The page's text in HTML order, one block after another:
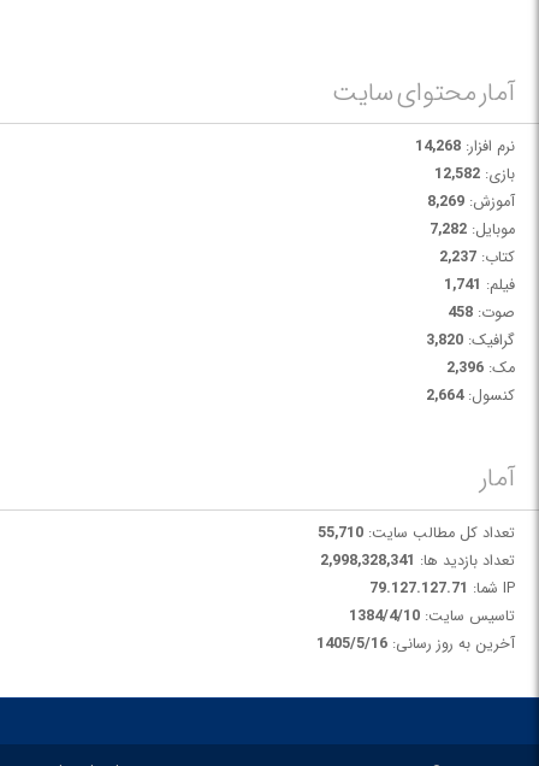
آمار محتوای سایت
نرم افزار: 14,268
بازی: 12,582
آموزش: 8,269
موبایل: 7,282
کتاب: 2,237
فیلم: 1,741
صوت: 458
گرافیک: 3,820
مک: 2,396
کنسول:2,664
آمار
تعداد کل مطالب سایت: 55,710
تعداد بازدید ها: 2,998,328,341
IP شما:
79.127.127.71
تاسیس سایت: 1384/4/10
آخرین به روز رسانی: 1405/5/16